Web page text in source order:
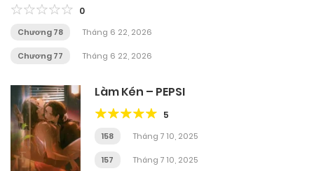
0
Chương 78 Tháng 6 22, 2026
Chương 77 Tháng 6 22, 2026
Làm Kén – PEPSI
5
158 Tháng 7 10, 2025
157 Tháng 7 10, 2025